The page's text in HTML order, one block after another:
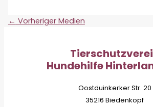
← Vorheriger Medien
Hundehilfe
Oostduinkerker Str. 20
35216 Biedenkopf